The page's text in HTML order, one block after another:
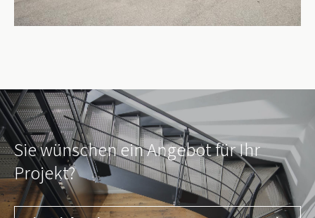
Sie wünschen ein Angebot für Ihr
Projekt?